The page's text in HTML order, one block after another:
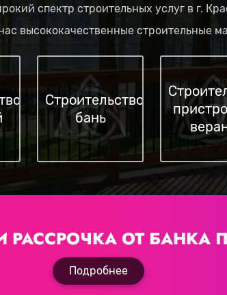
спектр строительных услуг в г.
высококачественные строительные
Строительство
бань
РАССРОЧКА ОТ БАНКА
Подробнее